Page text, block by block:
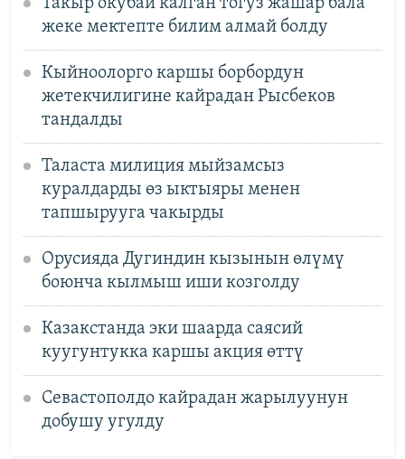
жеке мектепте билим алмай болду
Кыйноолорго каршы борбордун
жетекчилигине кайрадан Рысбеков
тандалды
Таласта милиция мыйзамсыз
куралдарды өз ыктыяры менен
тапшырууга чакырды
Орусияда Дугиндин кызынын өлүмү
боюнча кылмыш иши козголду
Казакстанда эки шаарда саясий
куугунтукка каршы акция өттү
Севастополдо кайрадан жарылуунун
добушу угулду